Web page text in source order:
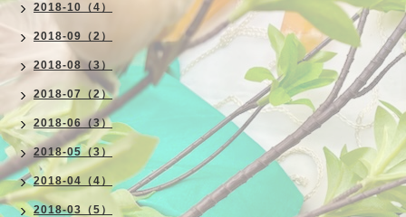
2018-10（4）
2018-09（2）
2018-08（3）
2018-07（2）
2018-06（3）
2018-05（3）
2018-04（4）
2018-03（5）